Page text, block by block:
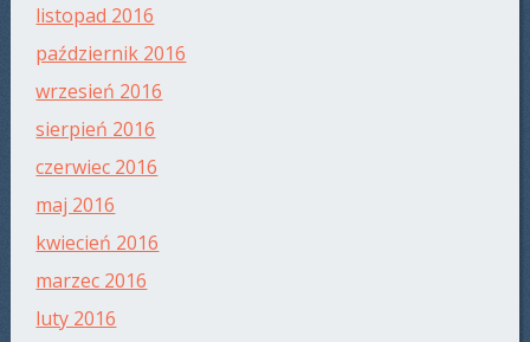
listopad 2016
październik 2016
wrzesień 2016
sierpień 2016
czerwiec 2016
maj 2016
kwiecień 2016
marzec 2016
luty 2016